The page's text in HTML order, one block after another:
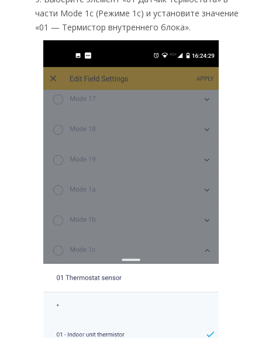
части Mode 1c (Режиме 1c) и установите значение
«01 — Термистор внутреннего блока».